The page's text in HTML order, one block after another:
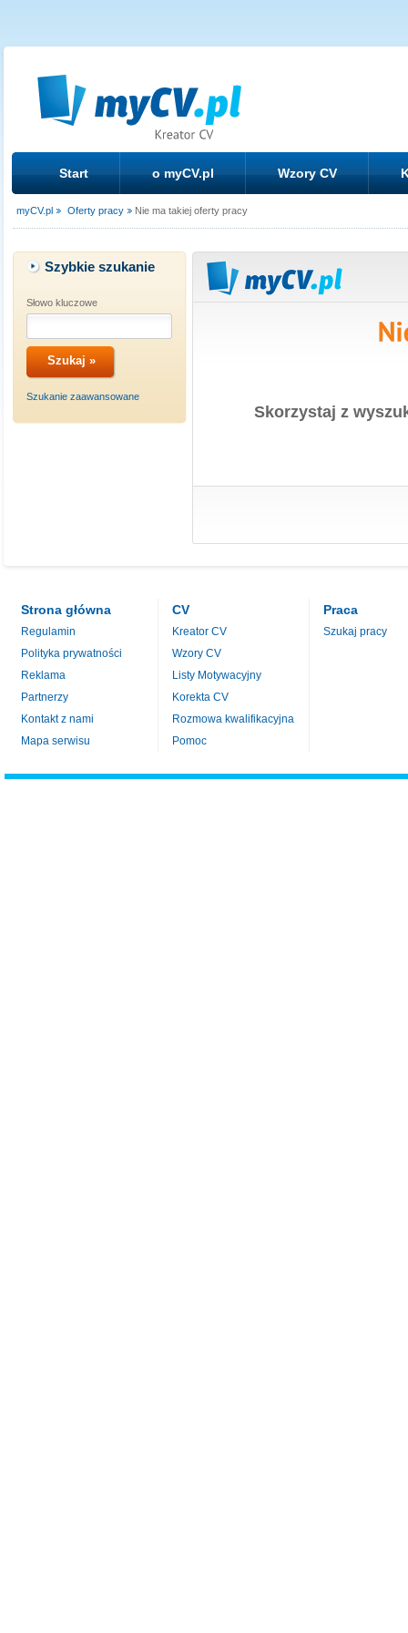
Start o myCV.pl Wzory CV
myCV.pl Oferty pracy Nie ma takiej oferty pracy
Szybkie szukanie
Słowo kluczowe
Szukanie zaawansowane
Skorzystaj z
Strona główna
Regulamin
Polityka prywatności
Reklama
Partnerzy
Kontakt z nami
Mapa serwisu
CV
Kreator CV
Wzory CV
Listy Motywacyjny
Korekta CV
Rozmowa kwalifikacyjna
Pomoc
Praca
Szukaj pracy